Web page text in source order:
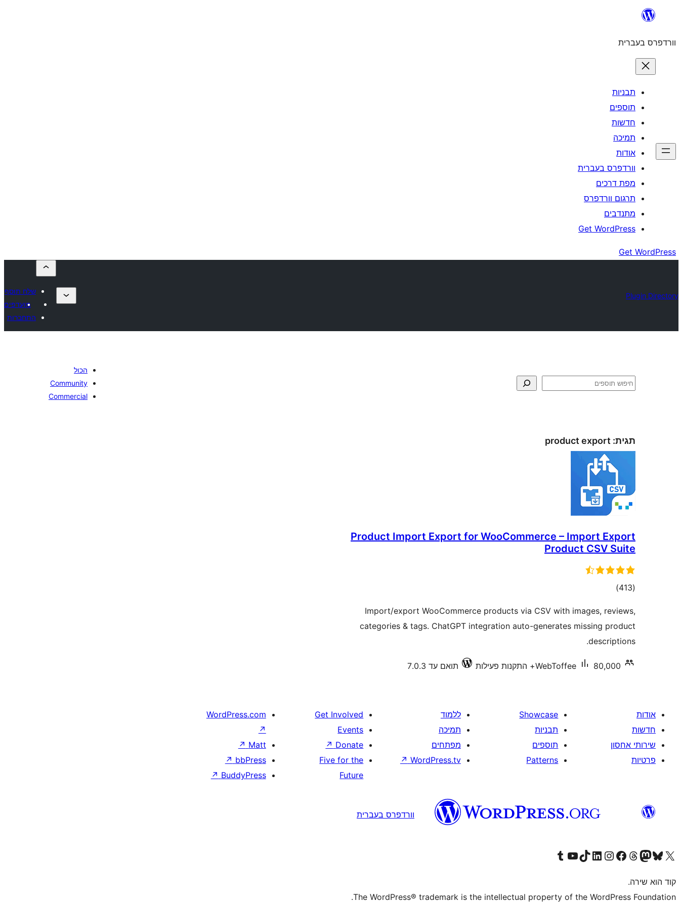
וורדפרס בעברית
תבניות
תוספים
חדשות
תמיכה
אודות
וורדפרס בעברית
מפת דרכים
תרגום וורדפרס
מתנדבים
Get WordPress
Get WordPress
Plugin Directory
שלח תוסף
מועדפים
התחברות
חיפוש
הכול
Community
Commercial
תגית: product export
Product Import Export for WooCommerce – Import Export
Product CSV Suite
(413 דרוגים)
Import/export WooCommerce products via CSV with images, reviews,
categories & tags. ChatGPT integration auto-generates missing product
descriptions.
WebToffee 80,000+ התקנות פעילות תואם עד 7.0.3
אודות
חדשות
שירותי אחסון
פרטיות
Showcase
תבניות
תוספים
Patterns
ללמוד
תמיכה
מפתחים
WordPress.tv
↗
Get Involved
Events
Donate
↗
Five for the
Future
WordPress.com
↗
Matt
↗
bbPress
↗
BuddyPress
↗
וורדפרס בעברית
Visit our X (formerly Twitter) account
Visit our Bluesky account
Visit our Mastodon account
Visit our Threads account
Visit our Facebook page
Visit our Instagram account
Visit our LinkedIn account
Visit our TikTok account
Visit our YouTube channel
Visit our Tumblr account
קוד הוא שירה.
The WordPress® trademark is the intellectual property of the WordPress Foundation.